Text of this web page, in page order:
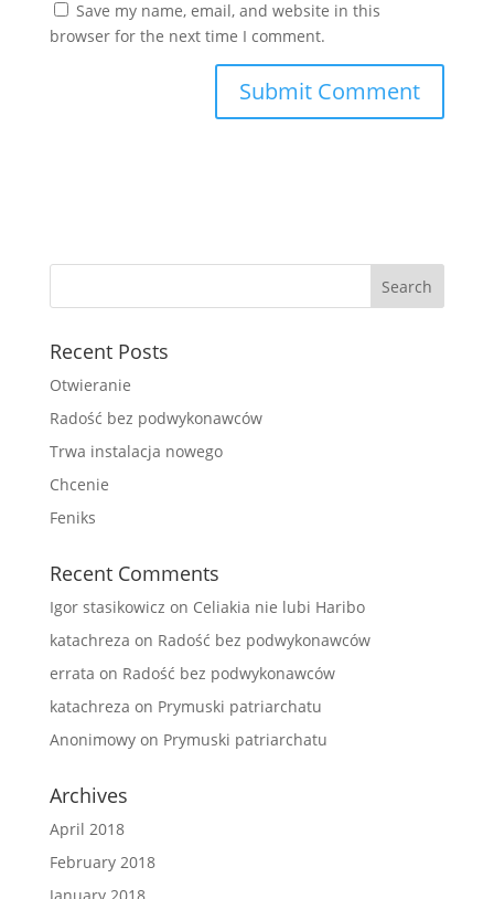
Save my name, email, and website in this
browser for the next time I comment.
Recent Posts
Otwieranie
Radość bez podwykonawców
Trwa instalacja nowego
Chcenie
Feniks
Recent Comments
Igor stasikowicz on Celiakia nie lubi Haribo
katachreza on Radość bez podwykonawców
errata on Radość bez podwykonawców
katachreza on Prymuski patriarchatu
Anonimowyon Prymuski patriarchatu
Archives
April 2018
February 2018